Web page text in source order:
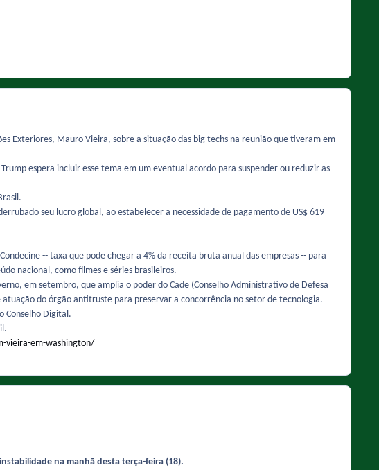
Exteriores, Mauro Vieira, sobre a situação das big techs na reunião que tiveram em
espera incluir esse tema em um eventual acordo para suspender ou reduzir as
seu lucro global, ao estabelecer a necessidade de pagamento de US$ 619
-- taxa que pode chegar a 4% da receita bruta anual das empresas -- para
nacional, como filmes e séries brasileiros.
em setembro, que amplia o poder do Cade (Conselho Administrativo de Defesa
do órgão antitruste para preservar a concorrência no setor de tecnologia.
Conselho Digital.
vieira-em-washington/
na manhã desta terça-feira (18).